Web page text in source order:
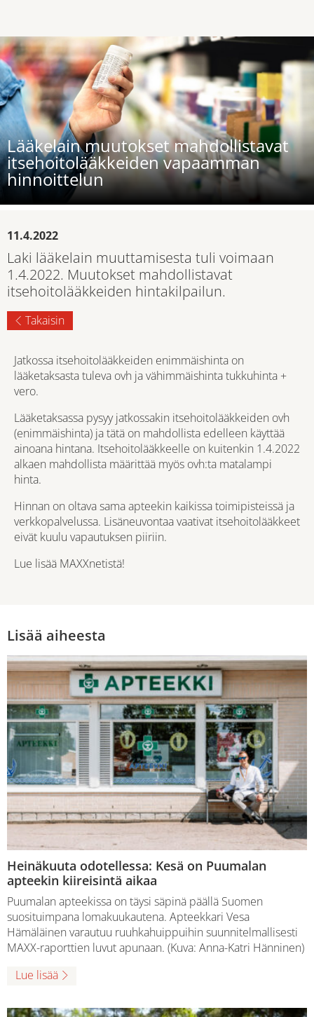
Lääkelain muutokset mahdollistavat
itsehoitolääkkeiden vapaamman
hinnoittelun
11.4.2022
Laki lääkelain muuttamisesta tuli voimaan
1.4.2022. Muutokset mahdollistavat
itsehoitolääkkeiden hintakilpailun.
Takaisin
Jatkossa itsehoitolääkkeiden enimmäishinta on
lääketaksasta tuleva ovh ja vähimmäishinta tukkuhinta +
vero.
Lääketaksassa pysyy jatkossakin itsehoitolääkkeiden ovh
(enimmäishinta) ja tätä on mahdollista edelleen käyttää
ainoana hintana. Itsehoitolääkkeelle on kuitenkin 1.4.2022
alkaen mahdollista määrittää myös ovh:ta matalampi
hinta.
Hinnan on oltava sama apteekin kaikissa toimipisteissä ja
verkkopalvelussa. Lisäneuvontaa vaativat itsehoitolääkkeet
eivät kuulu vapautuksen piiriin.
Lue lisää MAXXnetistä!
Lisää aiheesta
Heinäkuuta odotellessa: Kesä on Puumalan
apteekin kiireisintä aikaa
Puumalan apteekissa on täysi säpinä päällä Suomen
suosituimpana lomakuukautena. Apteekkari Vesa
Hämäläinen varautuu ruuhkahuippuihin suunnitelmallisesti
MAXX-raporttien luvut apunaan. (Kuva: Anna-Katri Hänninen)
Lue lisää